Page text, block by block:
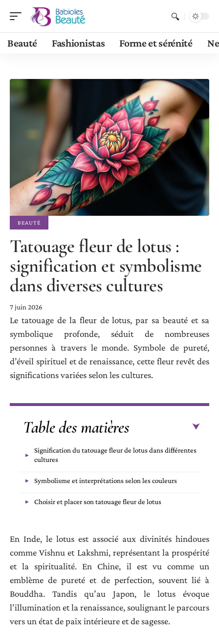
Beauté Fashionistas Forme et sérénité
BEAUTÉ
Tatouage fleur de lotus :
signification et symbolisme
dans diverses cultures
7 juin 2026
Le tatouage de la fleur de lotus, par sa beauté et sa
symbolique profonde, séduit de nombreuses
personnes à travers le monde. Symbole de pureté,
d’éveil spirituel et de renaissance, cette fleur revêt des
significations variées selon les cultures.
Table des matières
Signification du tatouage fleur de lotus dans différentes
cultures
Symbolisme et interprétations selon les couleurs
Choisir et placer son tatouage fleur de lotus
En Inde, le lotus est associé aux divinités hindoues
comme Vishnu et Lakshmi, représentant la prospérité
et la spiritualité. En Chine, il est vu comme un
emblème de pureté et de perfection, souvent lié à
Bouddha. Tandis qu’au Japon, le lotus évoque
l’illumination et la renaissance, soulignant le parcours
vers un état de paix intérieure et de sagesse.